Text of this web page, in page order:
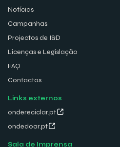
Notícias
Campanhas
Projectos de I&D
Licenças e Legislação
FAQ
Contactos
Links externos
ondereciclar.pt
ondedoar.pt
Sala de Imprensa